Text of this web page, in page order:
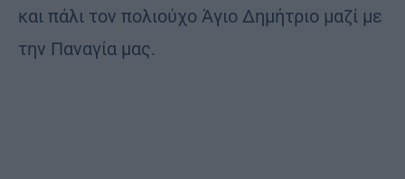
και πάλι τον πολιούχο Άγιο Δημήτριο μαζί με
την Παναγία μας.